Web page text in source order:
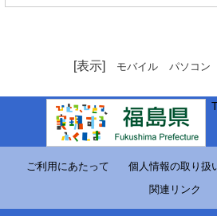
[表示] モバイル パソコン
ご利用にあたって 個人情報の取り扱
関連リンク